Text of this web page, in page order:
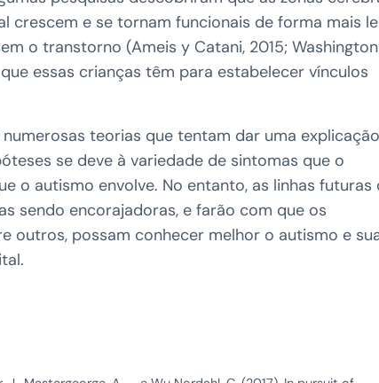
crescem e se tornam funcionais de forma mais
o transtorno (Ameis y Catani, 2015;
essas crianças têm para estabelecer vínculos
teorias que tentam dar uma
se deve à variedade de sintomas que o
o autismo envolve. No entanto, as linhas futuras
sendo encorajadoras, e farão com que os
outros, possam conhecer melhor o autismo e